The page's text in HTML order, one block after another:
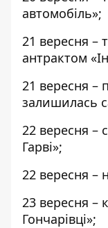
автомобіль»;
21 вересня –
антрактом
21 вересня –
залишилась
22 вересня –
Гарві»;
22 вересня –
23 вересня –
Гончарівці»;